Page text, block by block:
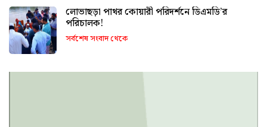
লোভাছড়া পাথর কোয়ারী পরিদর্শনে ডিএমডি’র
পরিচালক!
সর্বশেষ সংবাদ থেকে